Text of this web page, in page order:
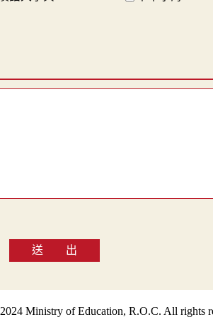
送 出
Ministry of Education, R.O.C. All rights